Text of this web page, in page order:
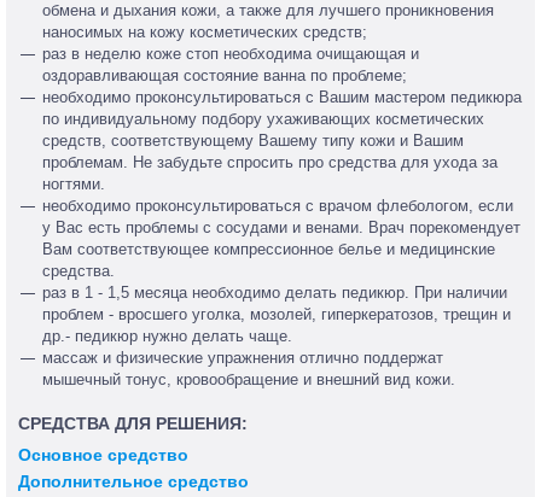
обмена и дыхания кожи, а также для лучшего проникновения
наносимых на кожу косметических средств;
раз в неделю коже стоп необходима очищающая и
оздоравливающая состояние ванна по проблеме;
необходимо проконсультироваться с Вашим мастером педикюра
по индивидуальному подбору ухаживающих косметических
средств, соответствующему Вашему типу кожи и Вашим
проблемам. Не забудьте спросить про средства для ухода за
ногтями.
необходимо проконсультироваться с врачом флебологом, если
у Вас есть проблемы с сосудами и венами. Врач порекомендует
Вам соответствующее компрессионное белье и медицинские
средства.
раз в 1 - 1,5 месяца необходимо делать педикюр. При наличии
проблем - вросшего уголка, мозолей, гиперкератозов, трещин и
др.- педикюр нужно делать чаще.
массаж и физические упражнения отлично поддержат
мышечный тонус, кровообращение и внешний вид кожи.
СРЕДСТВА ДЛЯ РЕШЕНИЯ:
Основное средство
Дополнительное средство